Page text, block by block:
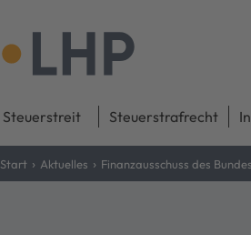
Steuerstreit Steuerstrafrecht
Start › Aktuelles › Finanzausschuss des